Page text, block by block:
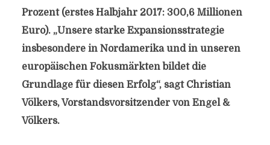
Prozent (erstes Halbjahr 2017: 300,6 Millionen
Euro). „Unsere starke Expansionsstrategie
insbesondere in Nordamerika und in unseren
europäischen Fokusmärkten bildet die
Grundlage für diesen Erfolg“, sagt Christian
Völkers, Vorstandsvorsitzender von Engel &
Völkers.